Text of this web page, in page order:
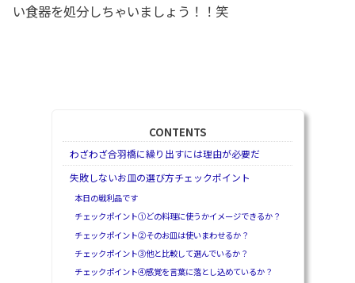
い食器を処分しちゃいましょう！！笑
CONTENTS
わざわざ合羽橋に繰り出すには理由が必要だ
失敗しないお皿の選び方チェックポイント
本日の戦利品です
チェックポイント①どの料理に使うかイメージできるか？
チェックポイント②そのお皿は使いまわせるか？
チェックポイント③他と比較して選んでいるか？
チェックポイント④感覚を言葉に落とし込めているか？